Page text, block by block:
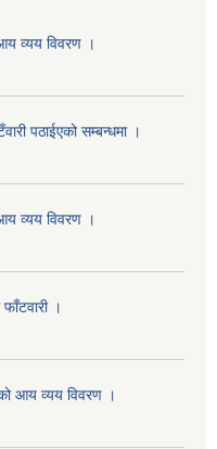
व्यय विवरण ।
पठाईएको सम्बन्धमा ।
व्यय विवरण ।
।
आय व्यय विवरण ।